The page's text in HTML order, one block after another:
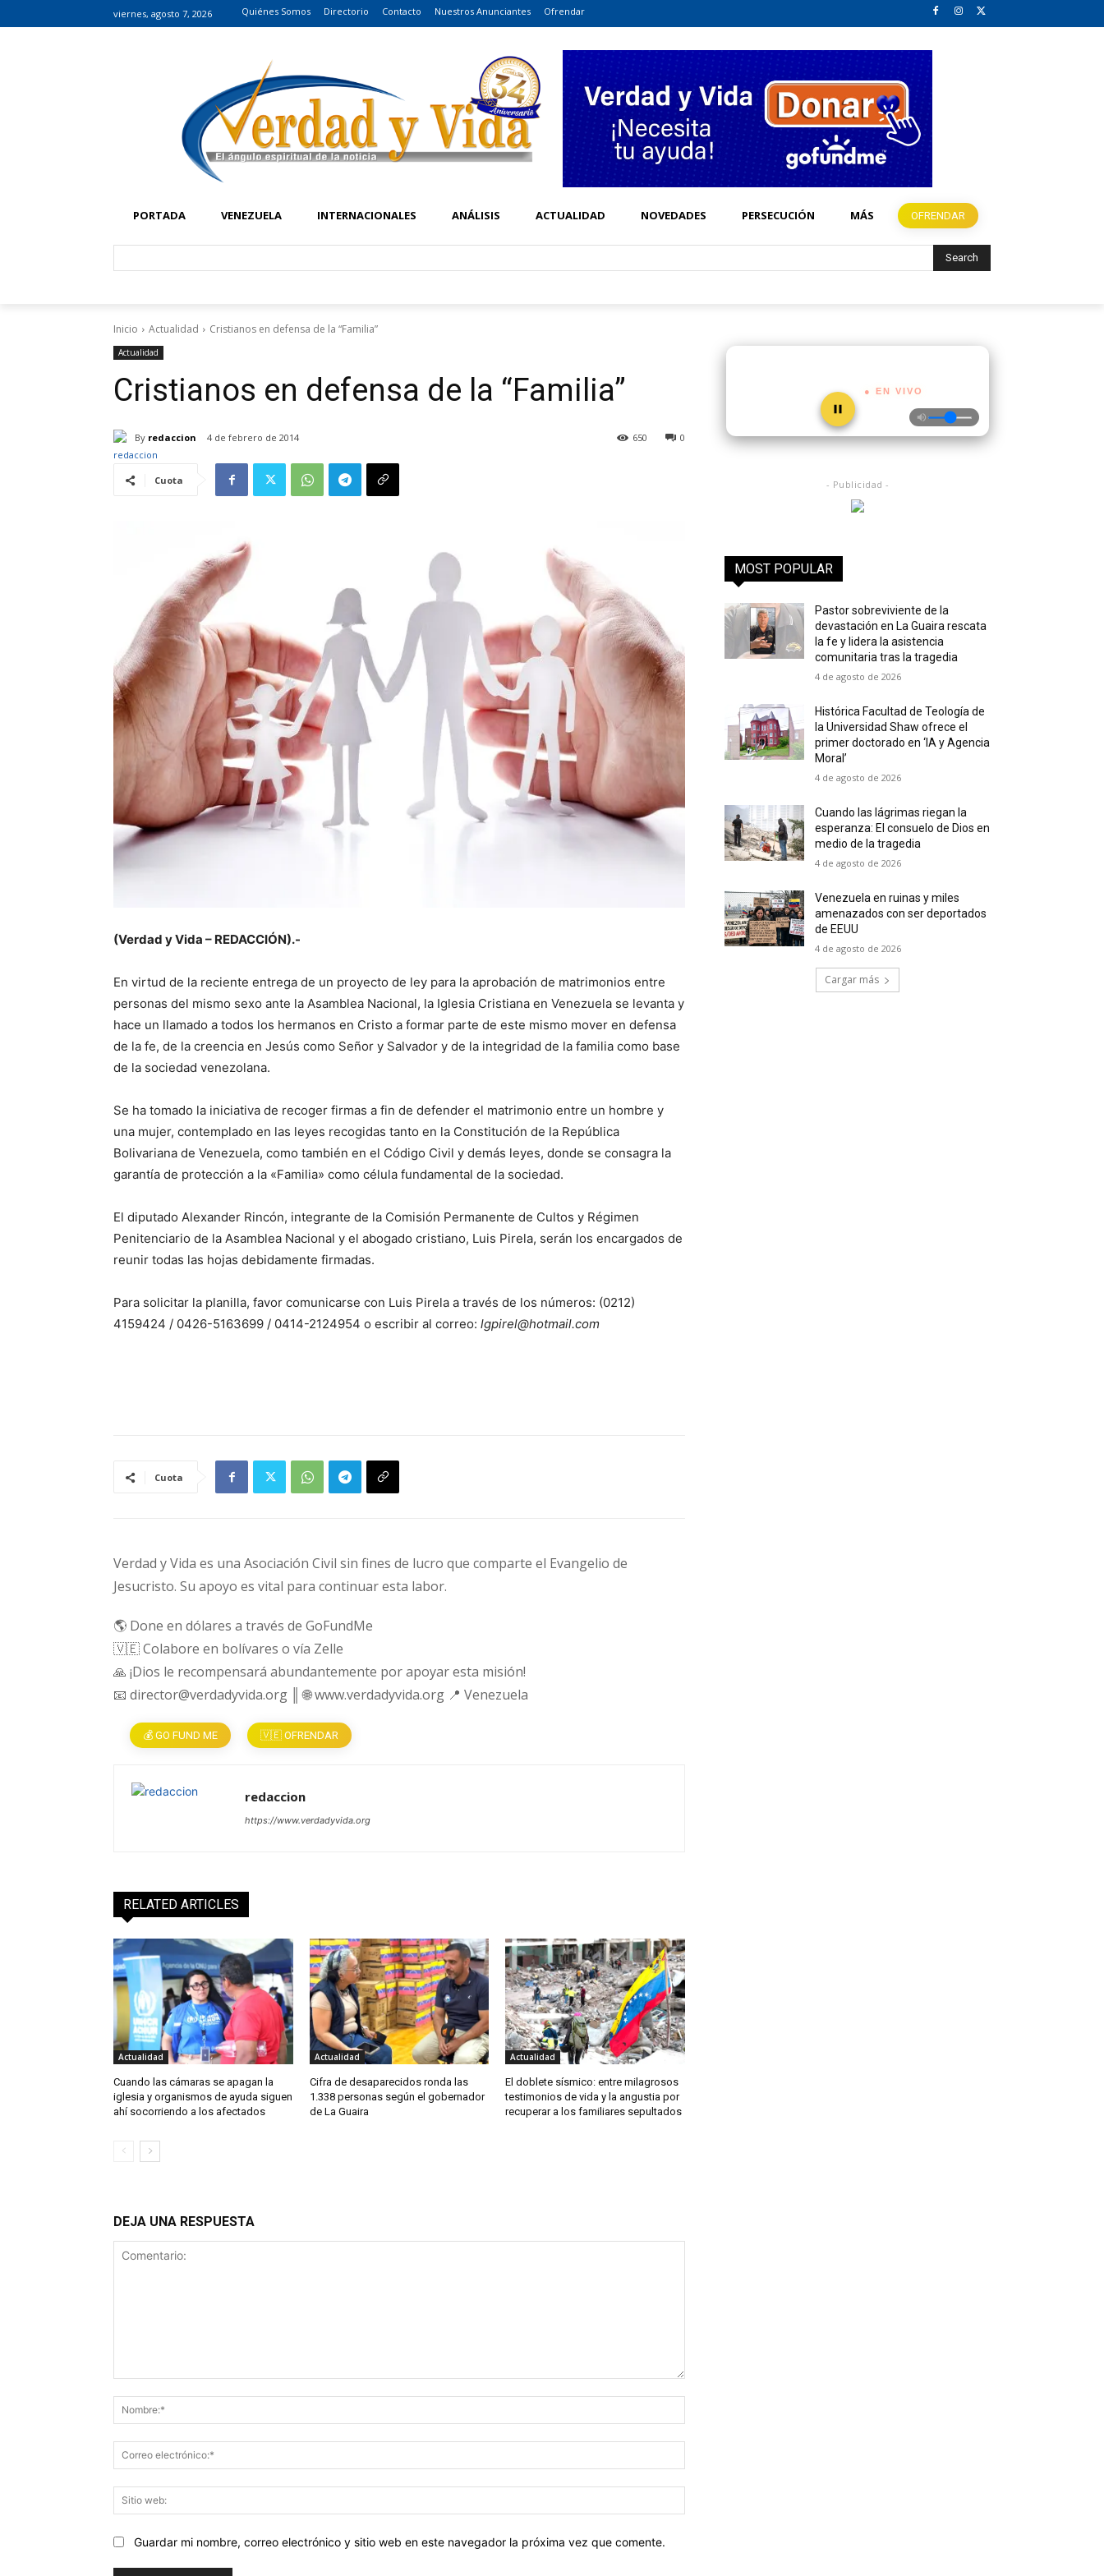
viernes, agosto 7, 2026 Quiénes Somos Directorio Contacto Nuestros Anunciantes Ofrendar
PORTADA VENEZUELA INTERNACIONALES ANÁLISIS ACTUALIDAD NOVEDADES PERSECUCIÓN MÁS OFRENDAR
Search
Inicio Actualidad Cristianos en defensa de la “Familia”
Actualidad
Cristianos en defensa de la “Familia”
By redaccion 4 de febrero de 2014 0
650
Cuota
(Verdad y Vida – REDACCIÓN).-
En virtud de la reciente entrega de un proyecto de ley para la aprobación de matrimonios entre
personas del mismo sexo ante la Asamblea Nacional, la Iglesia Cristiana en Venezuela se levanta y
hace un llamado a todos los hermanos en Cristo a formar parte de este mismo mover en defensa
de la fe, de la creencia en Jesús como Señor y Salvador y de la integridad de la familia como base
de la sociedad venezolana.
Se ha tomado la iniciativa de recoger firmas a fin de defender el matrimonio entre un hombre y
una mujer, contemplado en las leyes recogidas tanto en la Constitución de la República
Bolivariana de Venezuela, como también en el Código Civil y demás leyes, donde se consagra la
garantía de protección a la «Familia» como célula fundamental de la sociedad.
El diputado Alexander Rincón, integrante de la Comisión Permanente de Cultos y Régimen
Penitenciario de la Asamblea Nacional y el abogado cristiano, Luis Pirela, serán los encargados de
reunir todas las hojas debidamente firmadas.
Para solicitar la planilla, favor comunicarse con Luis Pirela a través de los números: (0212)
4159424 / 0426-5163699 / 0414-2124954 o escribir al correo: lgpirel@hotmail.com
Cuota
Verdad y Vida es una Asociación Civil sin fines de lucro que comparte el Evangelio de
Jesucristo. Su apoyo es vital para continuar esta labor.
🌎 Done en dólares a través de GoFundMe
🇻🇪 Colabore en bolívares o vía Zelle
🙏 ¡Dios le recompensará abundantemente por apoyar esta misión!
📧 director@verdadyvida.org ║ 🌐 www.verdadyvida.org 📍 Venezuela
💰 GO FUND ME 🇻🇪 OFRENDAR
redaccion
https://www.verdadyvida.org
RELATED ARTICLES
Actualidad
Cuando las cámaras se apagan la
iglesia y organismos de ayuda siguen
ahí socorriendo a los afectados
Actualidad
Cifra de desaparecidos ronda las
1.338 personas según el gobernador
de La Guaira
Actualidad
El doblete sísmico: entre milagrosos
testimonios de vida y la angustia por
recuperar a los familiares sepultados
DEJA UNA RESPUESTA
electrónico:*
web:
Guardar mi nombre, correo electrónico y sitio web en este navegador la próxima vez que comente.
● EN VIVO
- Publicidad -
MOST POPULAR
Pastor sobreviviente de la
devastación en La Guaira rescata
la fe y lidera la asistencia
comunitaria tras la tragedia
4 de agosto de 2026
Histórica Facultad de Teología de
la Universidad Shaw ofrece el
primer doctorado en ‘IA y Agencia
Moral’
4 de agosto de 2026
Cuando las lágrimas riegan la
esperanza: El consuelo de Dios en
medio de la tragedia
4 de agosto de 2026
Venezuela en ruinas y miles
amenazados con ser deportados
de EEUU
4 de agosto de 2026
Cargar más